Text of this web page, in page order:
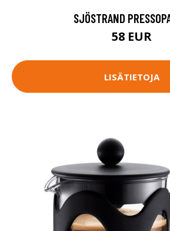
SJÖSTRAND
58 EUR
LISÄTIETOJA